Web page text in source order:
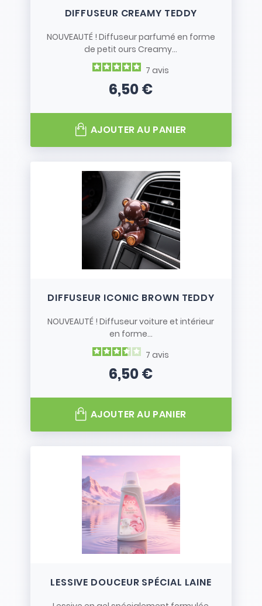
DIFFUSEUR CREAMY TEDDY
NOUVEAUTÉ ! Diffuseur parfumé en forme
de petit ours Creamy...
7avis
Prix
6,50 €
AJOUTER AU PANIER
DIFFUSEUR ICONIC BROWN TEDDY
NOUVEAUTÉ ! Diffuseur voiture et intérieur
en forme...
7avis
Prix
6,50 €
AJOUTER AU PANIER
LESSIVE DOUCEUR SPÉCIAL LAINE